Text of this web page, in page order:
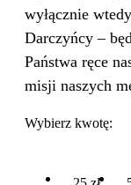
wyłącznie
Darczyńcy –
Państwa ręce
misji naszych
Wybierz kwotę: